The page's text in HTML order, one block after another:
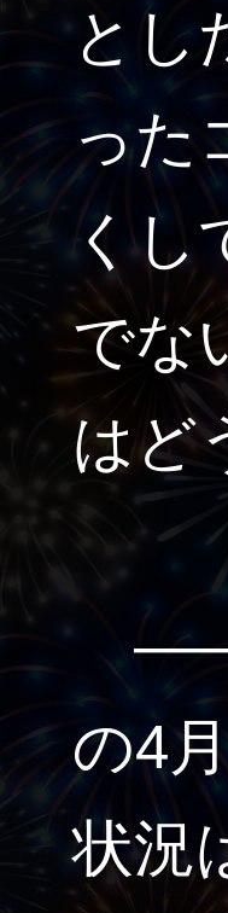
とし
った
くし
でな
はど
――
の4
状況